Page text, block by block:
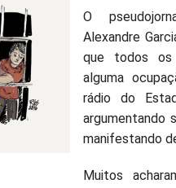
O
Alexandre
que todos os
alguma
rádio do
argumentando
manifestando
Muitos